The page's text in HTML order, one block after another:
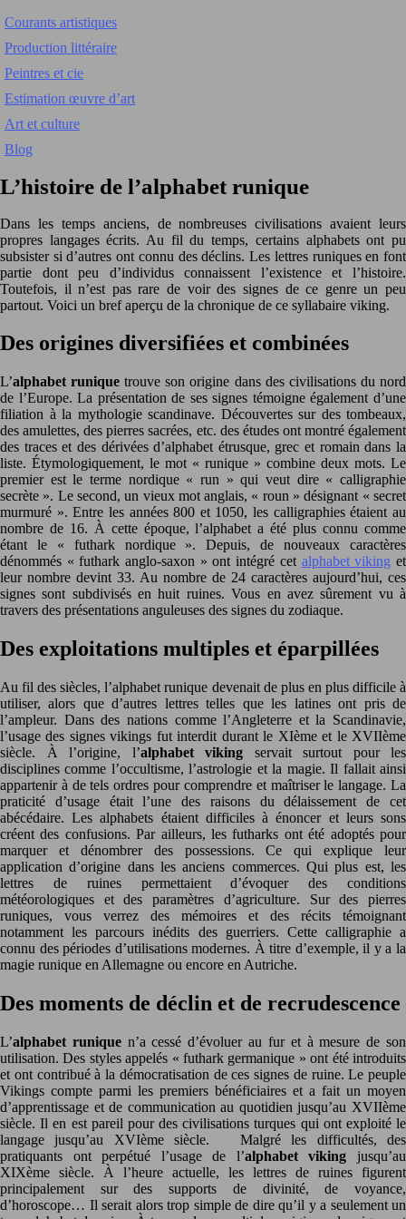
Courants artistiques
Production littéraire
Peintres et cie
Estimation œuvre d’art
Art et culture
Blog
L’histoire de l’alphabet runique
Dans les temps anciens, de nombreuses civilisations avaient leurs
propres langages écrits. Au fil du temps, certains alphabets ont pu
subsister si d’autres ont connu des déclins. Les lettres runiques en font
partie dont peu d’individus connaissent l’existence et l’histoire.
Toutefois, il n’est pas rare de voir des signes de ce genre un peu
partout. Voici un bref aperçu de la chronique de ce syllabaire viking.
Des origines diversifiées et combinées
L’alphabet runiquetrouve son origine dans des civilisations du nord
de l’Europe. La présentation de ses signes témoigne également d’une
filiation à la mythologie scandinave. Découvertes sur des tombeaux,
des amulettes, des pierres sacrées, etc. des études ont montré également
des traces et des dérivées d’alphabet étrusque, grec et romain dans la
liste. Étymologiquement, le mot « runique » combine deux mots. Le
premier est le terme nordique « run » qui veut dire « calligraphie
secrète ». Le second, un vieux mot anglais, « roun » désignant « secret
murmuré ». Entre les années 800 et 1050, les calligraphies étaient au
nombre de 16. À cette époque, l’alphabet a été plus connu comme
étant le « futhark nordique ». Depuis, de nouveaux caractères
dénommés « futhark anglo-saxon » ont intégré cet alphabet viking et
leur nombre devint 33. Au nombre de 24 caractères aujourd’hui, ces
signes sont subdivisés en huit ruines. Vous en avez sûrement vu à
travers des présentations anguleuses des signes du zodiaque.
Des exploitations multiples et éparpillées
Au fil des siècles, l’alphabet runique devenait de plus en plus difficile à
utiliser, alors que d’autres lettres telles que les latines ont pris de
l’ampleur. Dans des nations comme l’Angleterre et la Scandinavie,
l’usage des signes vikings fut interdit durant le XIème et le XVIIème
siècle. À l’origine, l’alphabet viking servait surtout pour les
disciplines comme l’occultisme, l’astrologie et la magie. Il fallait ainsi
appartenir à de tels ordres pour comprendre et maîtriser le langage. La
praticité d’usage était l’une des raisons du délaissement de cet
abécédaire. Les alphabets étaient difficiles à énoncer et leurs sons
créent des confusions. Par ailleurs, les futharks ont été adoptés pour
marquer et dénombrer des possessions. Ce qui explique leur
application d’origine dans les anciens commerces. Qui plus est, les
lettres de ruines permettaient d’évoquer des conditions
météorologiques et des paramètres d’agriculture. Sur des pierres
runiques, vous verrez des mémoires et des récits témoignant
notamment les parcours inédits des guerriers. Cette calligraphie a
connu des périodes d’utilisations modernes. À titre d’exemple, il y a la
magie runique en Allemagne ou encore en Autriche.
Des moments de déclin et de recrudescence
L’alphabet runique n’a cessé d’évoluer au fur et à mesure de son
utilisation. Des styles appelés « futhark germanique » ont été introduits
et ont contribué à la démocratisation de ces signes de ruine. Le peuple
Vikings compte parmi les premiers bénéficiaires et a fait un moyen
d’apprentissage et de communication au quotidien jusqu’au XVIIème
siècle. Il en est pareil pour des civilisations turques qui ont exploité le
langage jusqu’au XVIème siècle. Malgré les difficultés, des
pratiquants ont perpétué l’usage de l’alphabet viking jusqu’au
XIXème siècle. À l’heure actuelle, les lettres de ruines figurent
principalement sur des supports de divinité, de voyance,
d’horoscope… Il serait alors trop simple de dire qu’il y a seulement un